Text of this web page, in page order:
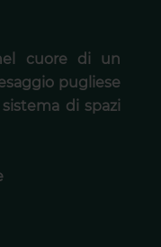
cuore di un
pugliese
di spazi